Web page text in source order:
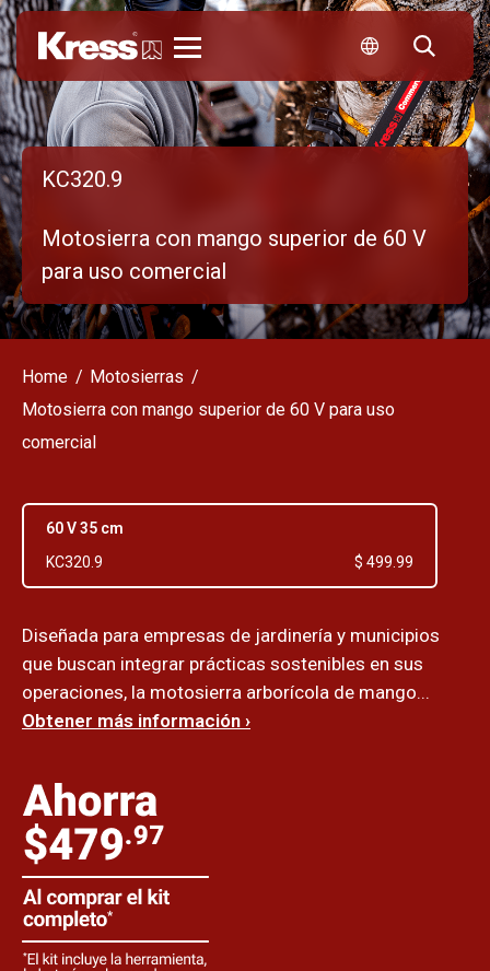
KC320.9
Motosierra con mango superior de 60 V
para uso comercial
Home
Motosierras
Motosierra con mango superior de 60 V para uso
comercial
60 V 35 cm
KC320.9
$ 499.99
Diseñada para empresas de jardinería y municipios
que buscan integrar prácticas sostenibles en sus
operaciones, la motosierra arborícola de mango...
Obtener más información ›